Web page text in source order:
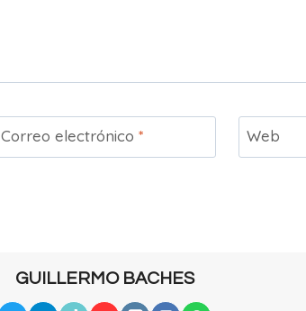
Correo electrónico * Web
GUILLERMO BACHES